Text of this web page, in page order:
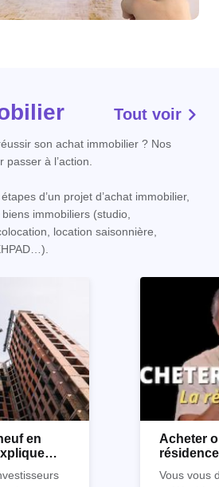
Tout voir
son achat immobilier ? Nos
à l’action.
d’un projet d’achat immobilier,
immobiliers (studio,
location saisonnière,
en
Acheter
Vous vous